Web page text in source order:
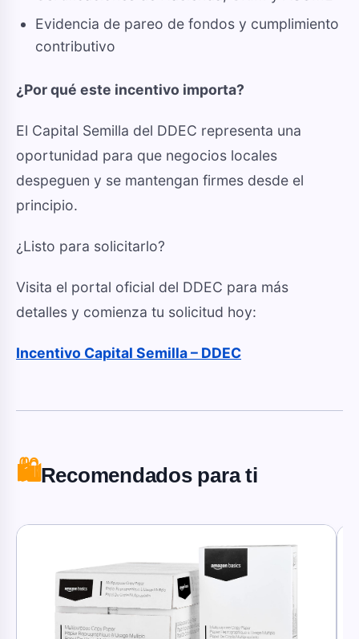
Evidencia de pareo de fondos y cumplimiento
contributivo
¿Por qué este incentivo importa?
El Capital Semilla del DDEC representa una
oportunidad para que negocios locales
despeguen y se mantengan firmes desde el
principio.
¿Listo para solicitarlo?
Visita el portal oficial del DDEC para más
detalles y comienza tu solicitud hoy:
Incentivo Capital Semilla – DDEC
🛍️Recomendados para ti